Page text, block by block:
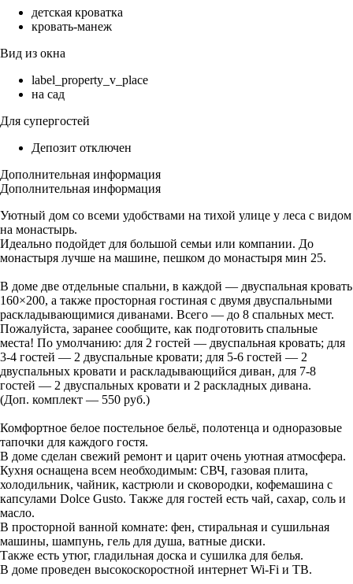
детская кроватка
кровать-манеж
Вид из окна
label_property_v_place
на сад
Для супергостей
Депозит отключен
Дополнительная информация
Дополнительная информация
Уютный дом со всеми удобствами на тихой улице у леса с видом
на монастырь.
Идеально подойдет для большой семьи или компании. До
монастыря лучше на машине, пешком до монастыря мин 25.
В доме две отдельные спальни, в каждой — двуспальная кровать
160×200, а также просторная гостиная с двумя двуспальными
раскладывающимися диванами. Всего — до 8 спальных мест.
Пожалуйста, заранее сообщите, как подготовить спальные
места! По умолчанию: для 2 гостей — двуспальная кровать; для
3-4 гостей — 2 двуспальные кровати; для 5-6 гостей — 2
двуспальных кровати и раскладывающийся диван, для 7-8
гостей — 2 двуспальных кровати и 2 раскладных дивана.
(Доп. комплект — 550 руб.)
Комфортное белое постельное бельё, полотенца и одноразовые
тапочки для каждого гостя.
В доме сделан свежий ремонт и царит очень уютная атмосфера.
Кухня оснащена всем необходимым: СВЧ, газовая плита,
холодильник, чайник, кастрюли и сковородки, кофемашина с
капсулами Dolce Gusto. Также для гостей есть чай, сахар, соль и
масло.
В просторной ванной комнате: фен, стиральная и сушильная
машины, шампунь, гель для душа, ватные диски.
Также есть утюг, гладильная доска и сушилка для белья.
В доме проведен высокоскоростной интернет Wi-Fi и ТВ.